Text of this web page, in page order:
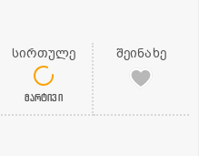
სირთულე
მარტივი
შეინახე